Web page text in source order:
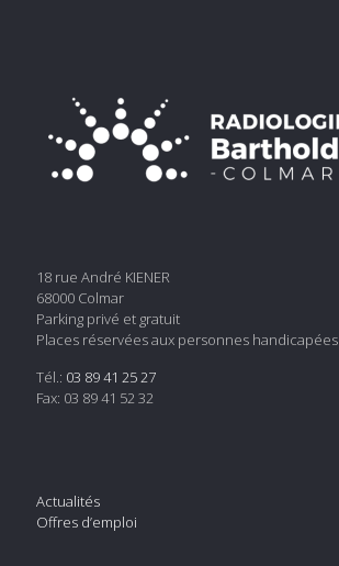
18 rue André KIENER
68000 Colmar
Parking privé et gratuit
Places réservées aux personnes handicapées
Tél.: 03 89 41 25 27
Fax: 03 89 41 52 32
Actualités
Offres d’emploi